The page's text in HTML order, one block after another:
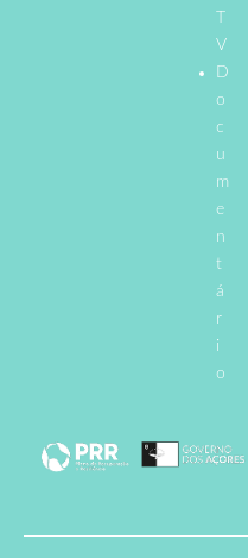
T
V
D
o
c
u
m
e
n
t
á
r
i
o